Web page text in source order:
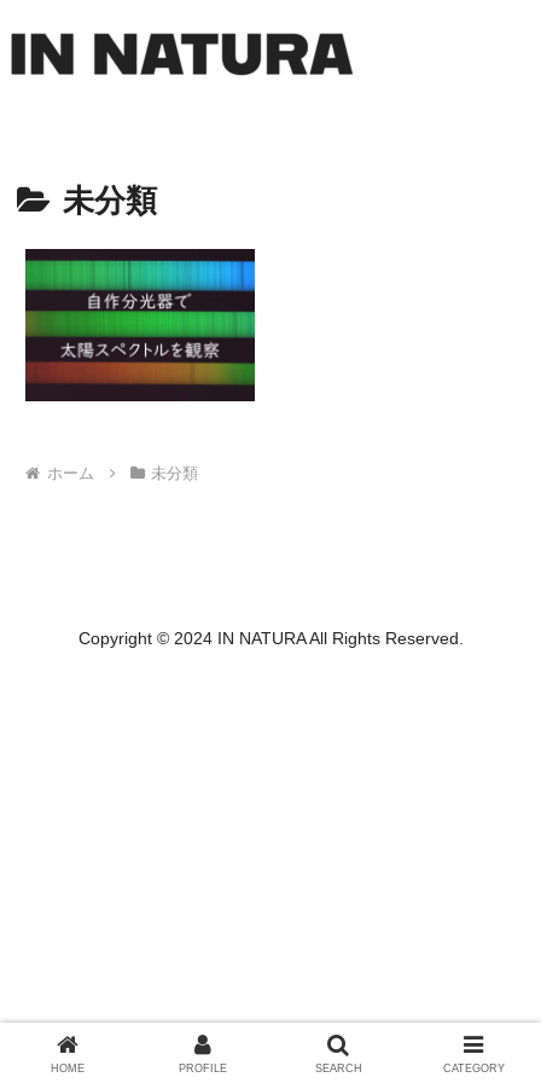
未分類
ホーム 未分類
Copyright © 2024 IN NATURA All Rights Reserved.
HOME PROFILE SEARCH CATEGORY